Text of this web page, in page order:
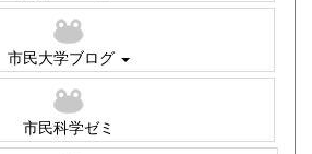
市民大学ブログ
市民科学ゼミ